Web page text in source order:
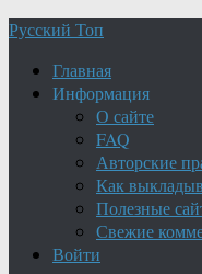
Русский Топ
Главная
Информация
О сайте
FAQ
Авторские
Как
Полезные
Свежие
Войти